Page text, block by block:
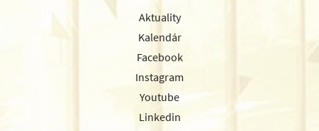
Aktuality
Kalendár
Facebook
Instagram
Youtube
Linkedin